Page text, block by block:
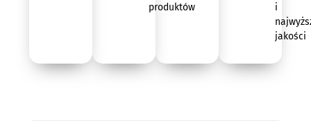
produktów
i
jakości